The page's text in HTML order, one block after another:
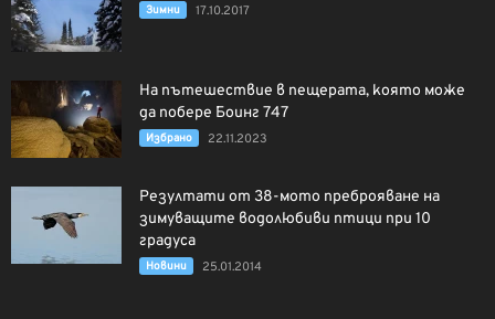
Зимни 17.10.2017
На пътешествие в пещерата, която може
да побере Боинг 747
Избрано 22.11.2023
Резултати от 38-мото преброяване на
зимуващите водолюбиви птици при 10
градуса
Новини 25.01.2014